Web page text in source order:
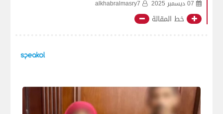
07 ديسمبر 2025 alkhabralmasry7
خط المقالة